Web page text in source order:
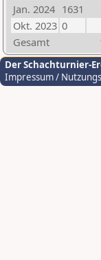
Jan. 2024 1631
Okt. 2023 0
Gesamt
Der Schachturnier-
Impressum /